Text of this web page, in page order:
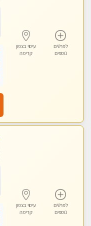
לפרטים
נוספים
עיסוי בצפון
קדימה
לפרטים
נוספים
עיסוי בצפון
קדימה